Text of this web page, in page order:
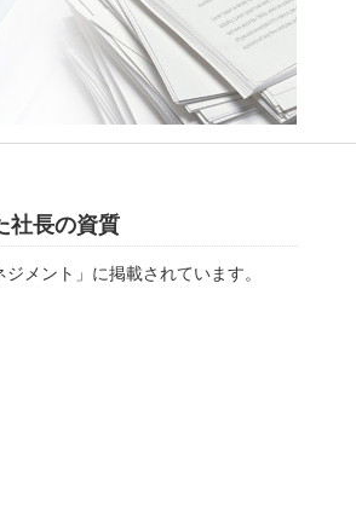
社長の資質
メント」に掲載されています。